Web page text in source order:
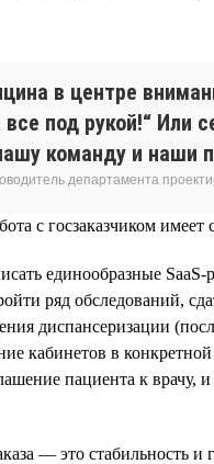
в центре
все под рукой!“
команду и наши
департамента
с госзаказчиком
единообразные
ряд обследований,
диспансеризации
кабинетов в
пациента к
— это стабильность и